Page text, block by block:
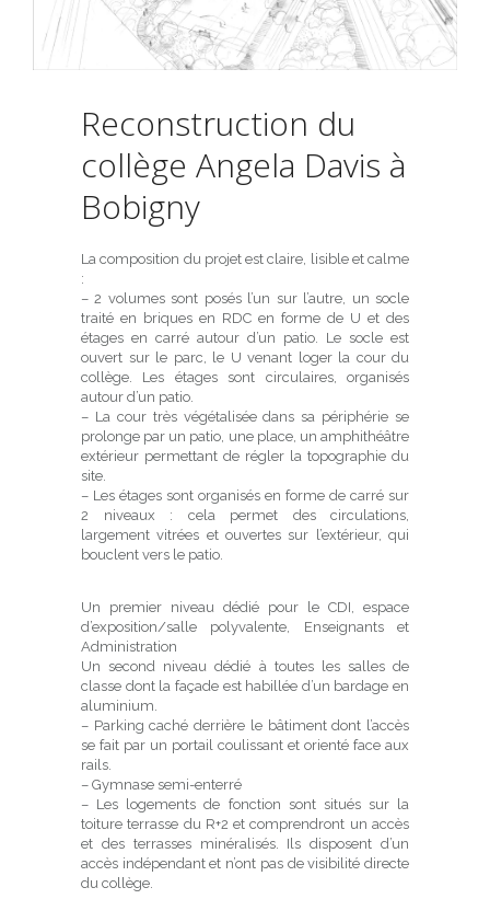
Reconstruction du
collège Angela Davis à
Bobigny
La composition du projet est claire, lisible et calme
:
– 2 volumes sont posés l’un sur l’autre, un socle
traité en briques en RDC en forme de U et des
étages en carré autour d’un patio. Le socle est
ouvert sur le parc, le U venant loger la cour du
collège. Les étages sont circulaires, organisés
autour d’un patio.
– La cour très végétalisée dans sa périphérie se
prolonge par un patio, une place, un amphithéâtre
extérieur permettant de régler la topographie du
site.
– Les étages sont organisés en forme de carré sur
2 niveaux : cela permet des circulations,
largement vitrées et ouvertes sur l’extérieur, qui
bouclent vers le patio.
Un premier niveau dédié pour le CDI, espace
d’exposition/salle polyvalente, Enseignants et
Administration
Un second niveau dédié à toutes les salles de
classe dont la façade est habillée d’un bardage en
aluminium.
– Parking caché derrière le bâtiment dont l’accès
se fait par un portail coulissant et orienté face aux
rails.
– Gymnase semi-enterré
– Les logements de fonction sont situés sur la
toiture terrasse du R+2 et comprendront un accès
et des terrasses minéralisés. Ils disposent d’un
accès indépendant et n’ont pas de visibilité directe
du collège.